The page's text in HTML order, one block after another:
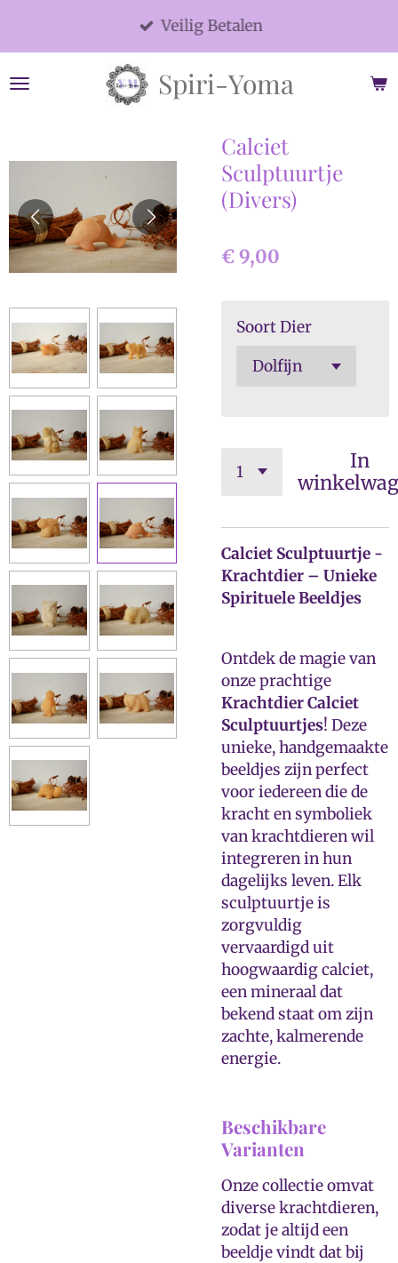
de
Spiri-Yoma
Veilig Betalen
Calciet
Sculptuurtje
(Divers)
€ 9,00
Soort Dier
In
Calciet Sculptuurtje -
Krachtdier – Unieke
Spirituele Beeldjes
Ontdek de magie van
onze prachtige
Krachtdier Calciet
Sculptuurtjes! Deze
unieke, handgemaakte
beeldjes zijn perfect
voor iedereen die de
kracht en symboliek
van krachtdieren wil
integreren in hun
dagelijks leven. Elk
sculptuurtje is
zorgvuldig
vervaardigd uit
hoogwaardig calciet,
een mineraal dat
bekend staat om zijn
zachte, kalmerende
energie.
Beschikbare
Varianten
Onze collectie omvat
diverse krachtdieren,
zodat je altijd een
beeldje vindt dat bij